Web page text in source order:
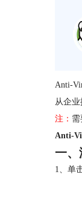
Anti-
从企
注：
Anti-
一
1、单